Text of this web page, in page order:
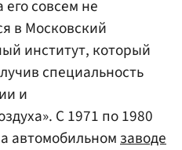
совсем не
в Московский
институт, который
специальность
и
С 1971 по 1980
автомобильномзаводе